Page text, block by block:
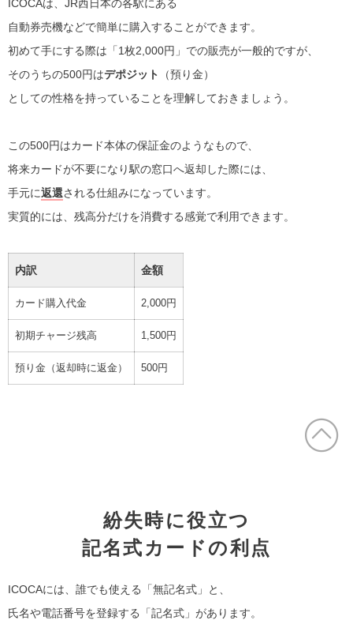
ICOCAは、JR西日本の各駅にある
自動券売機などで簡単に購入することができます。
初めて手にする際は「1枚2,000円」での販売が一般的ですが、
そのうちの500円はデポジット
（預り金）
としての性格を持っていることを理解しておきましょう。
この500円はカード本体の保証金のようなもので、
将来カードが不要になり駅の窓口へ返却した際には、
手元に返還される仕組みになっています。
実質的には、残高分だけを消費する感覚で利用できます。
内訳 金額
カード購入代金 2,000円
初期チャージ残高 1,500円
預り金（返却時に返金） 500円
紛失時に役立つ
記名式カードの利点
ICOCAには、誰でも使える「無記名式」と、
氏名や電話番号を登録する「記名式」があります。